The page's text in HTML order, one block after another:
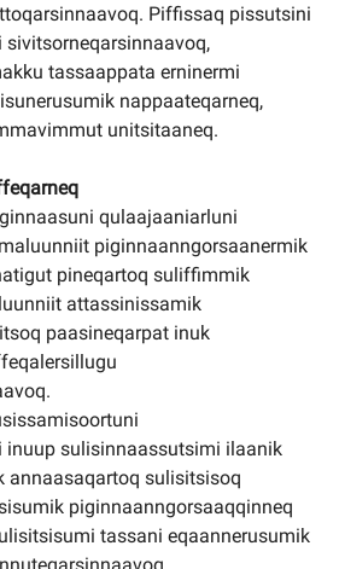
Piffissaq pissutsini
tassaappata erninermi
nappaateqarneq,
unitsitaaneq.
qulaajaaniarluni
piginnaanngorsaanermik
pineqartoq suliffimmik
attassinissamik
paasineqarpat inuk
sulisinnaassutsimi ilaanik
annaasaqartoq sulisitsisoq
piginnaanngorsaaqqinneq
tassani eqaannerusumik